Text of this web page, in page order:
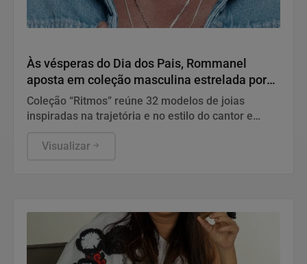
Às vésperas do Dia dos Pais, Rommanel
aposta em coleção masculina estrelada por
Thiaguinho
Coleção “Ritmos” reúne 32 modelos de joias
inspiradas na trajetória e no estilo do cantor e
masculino
Visualizar